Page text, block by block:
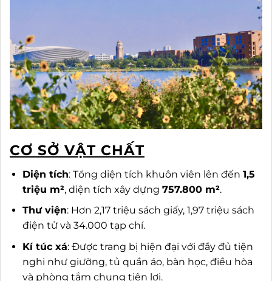
CƠ SỞ VẬT CHẤT
Diện tích: Tổng diện tích khuôn viên lên đến 1,5
triệu m², diện tích xây dựng 757.800 m².
Thư viện: Hơn 2,17 triệu sách giấy, 1,97 triệu sách
điện tử và 34.000 tạp chí.
Kí túc xá: Được trang bị hiện đại với đầy đủ tiện
nghi như giường, tủ quần áo, bàn học, điều hòa
và phòng tắm chung tiện lợi.